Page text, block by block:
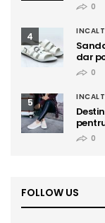
0
4
dar
0
5
0
FOLLOW US